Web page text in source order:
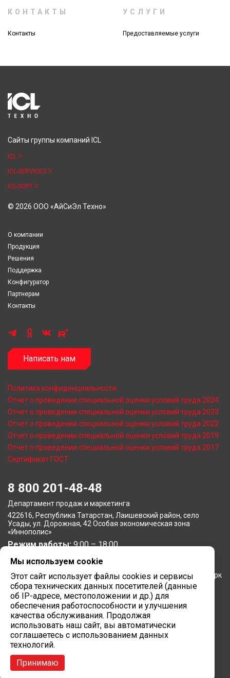
КОНТАКТЫ
Контакты
УСЛУГИ
Предоставляемые услуги
Сайты группы компаний ICL
ICL
ICL-SERVICES
ICL-SOFT
© 2026 ООО «АйСиЭл Техно»
О компании
Продукция
Решения
Поддержка
Конфигуратор
Партнерам
Контакты
Написать нам
Политика конфиденциальности
Отчет о проведении специальной оценки условий труда 2024
Отчет о проведении специальной оценки условий труда 2023
Отчет о проведении специальной оценки условий труда 2022
Отчет о проведении специальной оценки условий труда 2019
Отчет о проведении специальной оценки условий труда 2017
Сертификат ГОСТ
8 800 201-48-48
Департамент продаж и маркетинга
422616, Республика Татарстан, Лаишевский район, село
Усады, ул. Дорожная, 42 Особая экономическая зона
«Иннополис»
Режим работы:9:00 – 18:00
Московское представительство
105064, г. Москва, Нижний Сусальный переулок, 5, бизнес-парк
«Арма»
Режим работы:9:00 – 18:00
Завод вычислительной техники
422624, Республика Татарстан, мр-н Лаишевский, с/п
Столбищенское, ул.Советская, зд.278
Режим работы:
Сайт разработан в
Мы используем cookie
Этот сайт использует файлы cookies и сервисы
сбора технических данных посетителей (данные
об IP-адресе, местоположении и др.) для
обеспечения работоспособности и улучшения
качества обслуживания. Продолжая
использовать наш сайт, вы автоматически
соглашаетесь с использованием данных
технологий.
Принимаю